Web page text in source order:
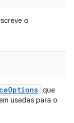
o
Options que
usadas para o